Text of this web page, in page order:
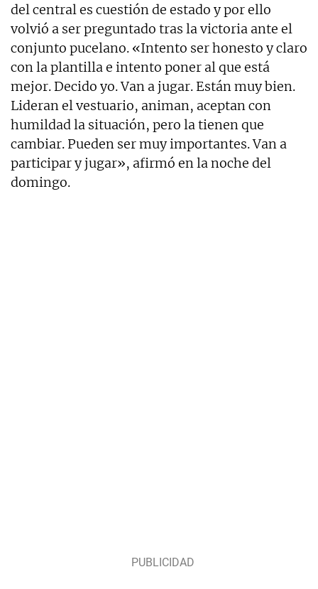
del central es cuestión de estado y por ello
volvió a ser preguntado tras la victoria ante el
conjunto pucelano. «Intento ser honesto y claro
con la plantilla e intento poner al que está
mejor. Decido yo. Van a jugar. Están muy bien.
Lideran el vestuario, animan, aceptan con
humildad la situación, pero la tienen que
cambiar. Pueden ser muy importantes. Van a
participar y jugar», afirmó en la noche del
domingo.